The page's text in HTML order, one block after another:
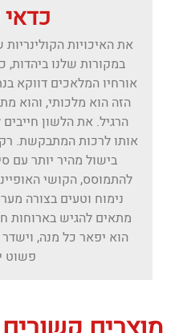
את האיכויות
במקורות שלנו
אורחיו המלאכים דווקא
הזה הוא מלכותי, והוא
הרגיל. את הלשון
אותו לרכות המתבקשת.
בישול מהיר יותר עם
להתמוסס, הקושי
נימוח וטעים בצורה
מתאים להגיש בארוחות
הוא יפאר כל מנה,
פשוט